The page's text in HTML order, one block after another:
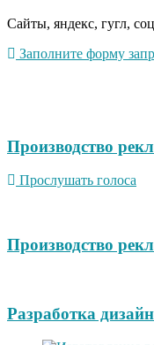
Сайты, яндекс, гугл,
Заполните форму
Производство
Прослушать голоса
Производство
Разработка